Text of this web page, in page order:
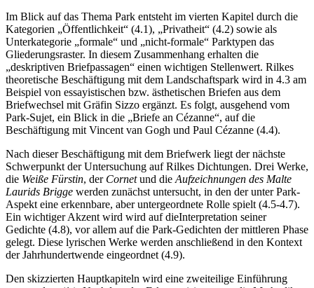
Im Blick auf das Thema Park entsteht im vierten Kapitel durch die
Kategorien „Öffentlichkeit“ (4.1), „Privatheit“ (4.2) sowie als
Unterkategorie „formale“ und „nicht-formale“ Parktypen das
Gliederungsraster. In diesem Zusammenhang erhalten die
„deskriptiven Briefpassagen“ einen wichtigen Stellenwert. Rilkes
theoretische Beschäftigung mit dem Landschaftspark wird in 4.3 am
Beispiel von essayistischen bzw. ästhetischen Briefen aus dem
Briefwechsel mit Gräfin Sizzo ergänzt. Es folgt, ausgehend vom
Park-Sujet, ein Blick in die „Briefe an Cézanne“, auf die
Beschäftigung mit Vincent van Gogh und Paul Cézanne (4.4).
Nach dieser Beschäftigung mit dem Briefwerk liegt der nächste
Schwerpunkt der Untersuchung auf Rilkes Dichtungen. Drei Werke,
die Weiße Fürstin, der Cornetund die Aufzeichnungen des Malte
Laurids Brigge werden zunächst untersucht, in den der unter Park-
Aspekt eine erkennbare, aber untergeordnete Rolle spielt (4.5-4.7).
Ein wichtiger Akzent wird wird auf dieInterpretation seiner
Gedichte (4.8), vor allem auf die Park-Gedichten der mittleren Phase
gelegt. Diese lyrischen Werke werden anschließend in den Kontext
der Jahrhundertwende eingeordnet (4.9).
Den skizzierten Hauptkapiteln wird eine zweiteilige Einführung